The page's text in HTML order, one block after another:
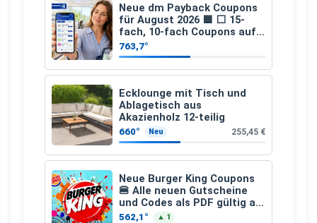
Neue dm Payback Coupons
für August 2026 🟦 ⬜ 15-
fach, 10-fach Coupons auf
den gesamten Einkauf ab 2
€
763,7°
Ecklounge mit Tisch und
Ablagetisch aus
Akazienholz 12-teilig
660° Neu 255,45 €
Neue Burger King Coupons
🍔 Alle neuen Gutscheine
und Codes als PDF gültig ab
25.07.2026 bis 04.09.2026
562,1° ▲ 1